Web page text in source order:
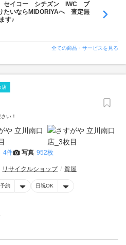
セイコー シチズン IWC ブ
たいならMIDORIYAへ 査定無
す♪
全ての商品・サービスを見る
店
い！
4件 写真 952枚
リサイクルショップ 質屋
約 日祝OK